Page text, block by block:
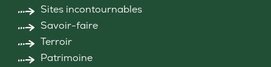
Sites incontournables
Savoir-faire
Terroir
Patrimoine